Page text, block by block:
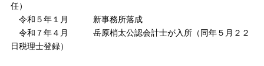
任）
令和５年１月 新事務所落成
令和７年４月 岳原梢太公認会計士が入所（同年５月２２
日税理士登録）